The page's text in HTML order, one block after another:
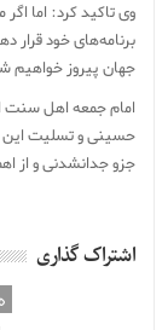
وی تاکید کرد: اما اگر
برنامه‌های خود قرار
جهان پیروز خواهیم
امام جمعه اهل سنت
حسینی و تسلیت این
جزو جدانشدنی و از
اشتراک گذاری